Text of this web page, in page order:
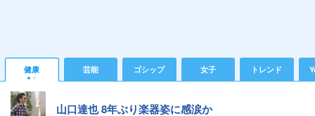
健康 芸能 ゴシップ 女子 トレンド
山口達也 8年ぶり楽器姿に感涙か